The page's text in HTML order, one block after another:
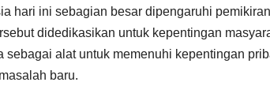
hari ini sebagian besar dipengaruhi
didedikasikan untuk kepentingan
sebagai alat untuk memenuhi kepentingan
baru.